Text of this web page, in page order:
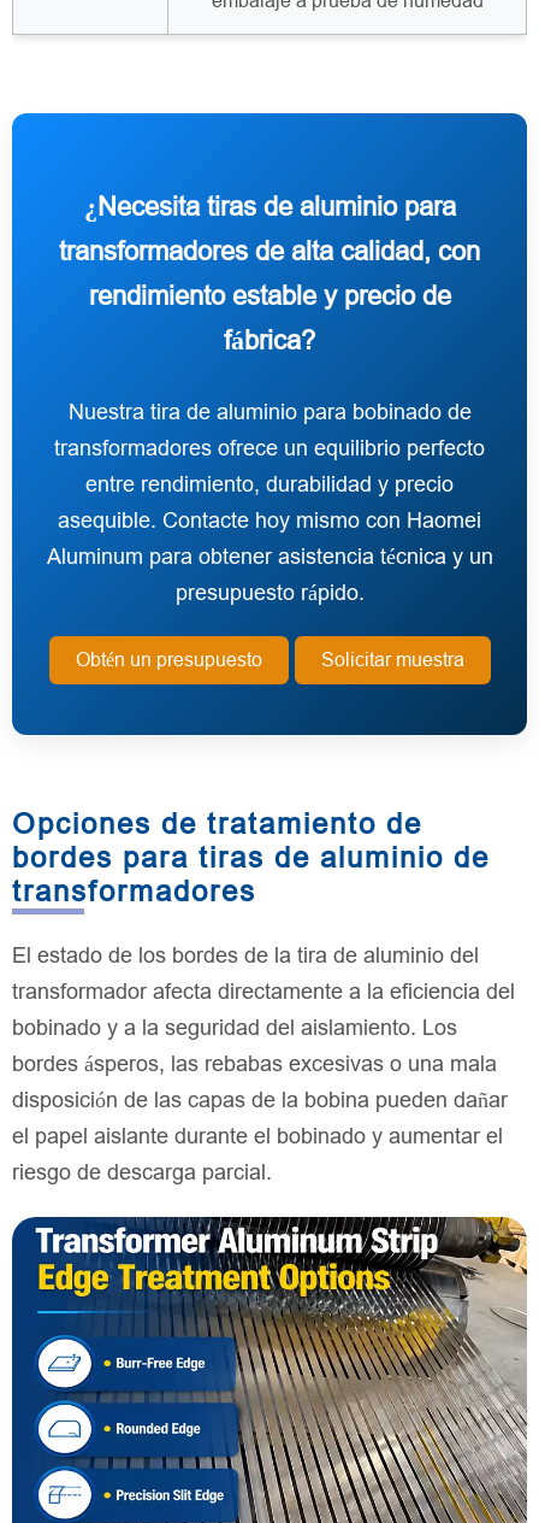
¿Necesita tiras de aluminio para
transformadores de alta calidad, con
rendimiento estable y precio de
fábrica?
Nuestra tira de aluminio para bobinado de
transformadores ofrece un equilibrio perfecto
entre rendimiento, durabilidad y precio
asequible. Contacte hoy mismo con Haomei
Aluminum para obtener asistencia técnica y un
presupuesto rápido.
Obtén un presupuesto Solicitar muestra
Opciones de tratamiento de
bordes para tiras de aluminio de
transformadores
El estado de los bordes de la tira de aluminio del
transformador afecta directamente a la eficiencia del
bobinado y a la seguridad del aislamiento. Los
bordes ásperos, las rebabas excesivas o una mala
disposición de las capas de la bobina pueden dañar
el papel aislante durante el bobinado y aumentar el
riesgo de descarga parcial.